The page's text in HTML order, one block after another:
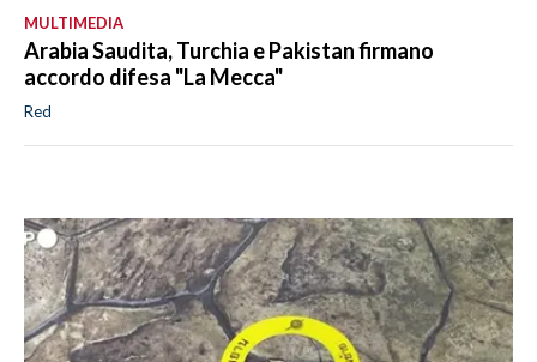
MULTIMEDIA
Arabia Saudita, Turchia e Pakistan firmano
accordo difesa "La Mecca"
Red